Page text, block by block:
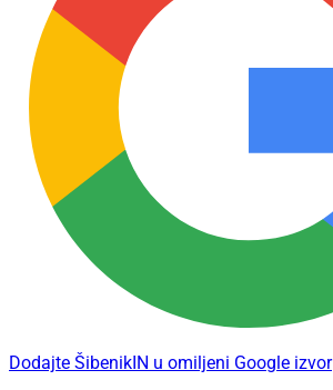
Dodajte ŠibenikIN u omiljeni Google izvor